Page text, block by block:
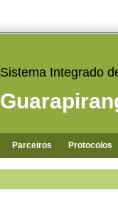
Sistema Integrado
Parceiros Protocolos